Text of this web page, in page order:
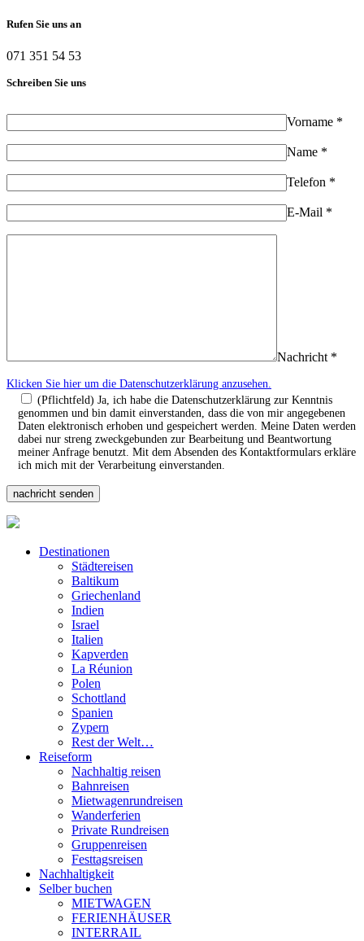
Rufen Sie uns an
071 351 54 53
Schreiben Sie uns
Vorname *
Name *
Telefon *
E-Mail *
Nachricht *
Klicken Sie hier um die Datenschutzerklärung anzusehen.
(Pflichtfeld) Ja, ich habe die Datenschutzerklärung zur Kenntnis
genommen und bin damit einverstanden, dass die von mir angegebenen
Daten elektronisch erhoben und gespeichert werden. Meine Daten werden
dabei nur streng zweckgebunden zur Bearbeitung und Beantwortung
meiner Anfrage benutzt. Mit dem Absenden des Kontaktformulars erkläre
ich mich mit der Verarbeitung einverstanden.
Destinationen
Städtereisen
Baltikum
Griechenland
Indien
Israel
Italien
Kapverden
La Réunion
Polen
Schottland
Spanien
Zypern
Rest der Welt…
Reiseform
Nachhaltig reisen
Bahnreisen
Mietwagenrundreisen
Wanderferien
Private Rundreisen
Gruppenreisen
Festtagsreisen
Nachhaltigkeit
Selber buchen
MIETWAGEN
FERIENHÄUSER
INTERRAIL